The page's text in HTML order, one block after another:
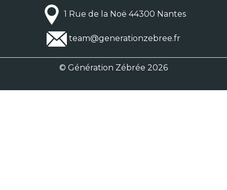
1 Rue de la Noë 44300 Nantes
team@generationzebree.fr
© Génération Zébrée 2026